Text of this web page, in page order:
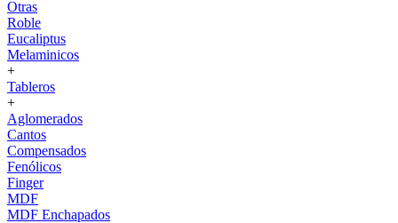
Otras
Roble
Eucaliptus
Melaminicos
+
Tableros
+
Aglomerados
Cantos
Compensados
Fenólicos
Finger
MDF
MDF Enchapados